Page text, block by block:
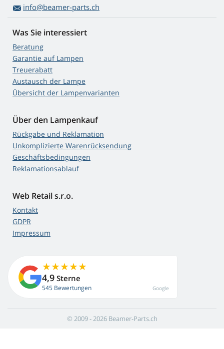
info@beamer-parts.ch
Was Sie interessiert
Beratung
Garantie auf Lampen
Treuerabatt
Austausch der Lampe
Übersicht der Lampenvarianten
Über den Lampenkauf
Rückgabe und Reklamation
Unkomplizierte Warenrücksendung
Geschäftsbedingungen
Reklamationsablauf
Web Retail s.r.o.
Kontakt
GDPR
Impressum
4,9 Sterne
545 Bewertungen Google
© 2009 - 2026 Beamer-Parts.ch